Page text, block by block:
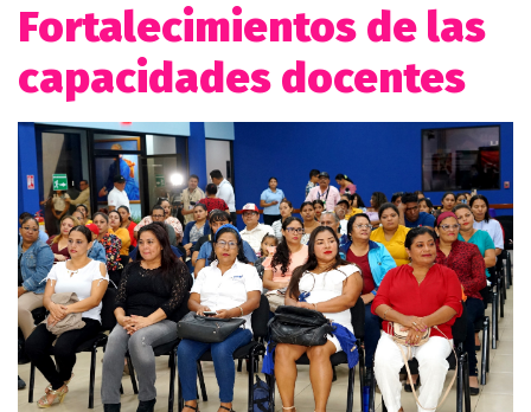
Fortalecimientos de las
capacidades docentes